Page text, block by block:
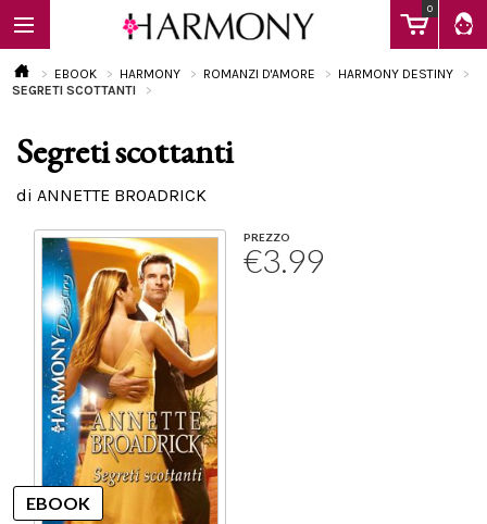
0
EBOOK
Calendario
EBOOK HARMONY ROMANZI D'AMORE
HARMONY DESTINY
SEGRETI SCOTTANTI
Segreti scottanti
di ANNETTE BROADRICK
PREZZO
€3.99